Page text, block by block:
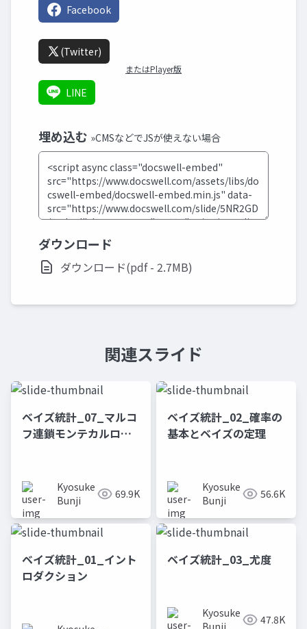
Facebook
(Twitter)
またはPlayer版
LINE
埋め込む »CMSなどでJSが使えない場合
ダウンロード
ダウンロード(pdf - 2.7MB)
関連スライド
ベイズ統計_07_マルコ
フ連鎖モンテカルロ法
Kyosuke
Bunji
69.9K
ベイズ統計_02_確率の
基本とベイズの定理
Kyosuke
Bunji
56.6K
ベイズ統計_01_イント
ロダクション
ベイズ統計_03_尤度
Kyosuke
Bunji
47.8K